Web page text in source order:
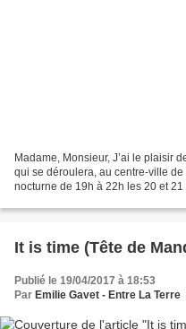
Madame, Monsieur, J’ai le plaisir
qui se déroulera, au centre-ville
nocturne de 19h à 22h les 20 et
It is time (Tête de
Publié le 19/04/2017 à 18:53
Par Emilie Gavet - Entre La Terre